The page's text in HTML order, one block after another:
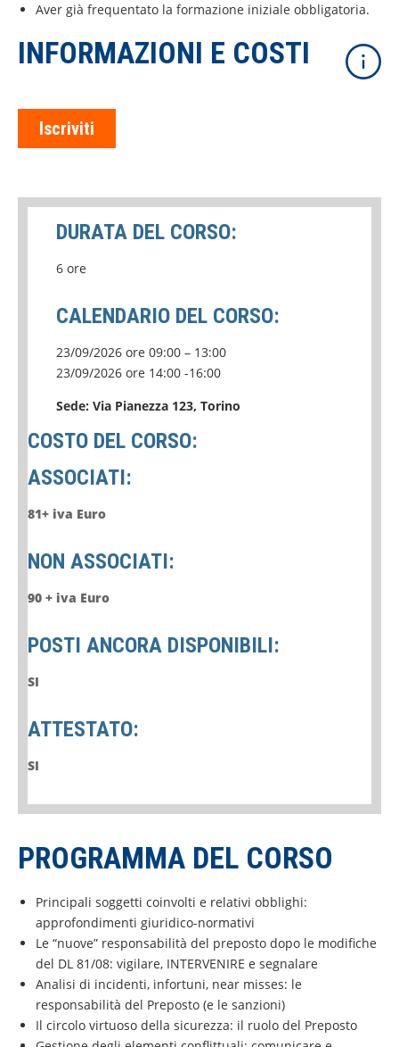
Aver già frequentato la formazione iniziale obbligatoria.
INFORMAZIONI E COSTI
Iscriviti
DURATA DEL CORSO:
6 ore
CALENDARIO DEL CORSO:
23/09/2026 ore 09:00 – 13:00
23/09/2026 ore 14:00 -16:00
Sede: Via Pianezza 123, Torino
COSTO DEL CORSO:
ASSOCIATI:
81+ iva Euro
NON ASSOCIATI:
90 + iva Euro
POSTI ANCORA DISPONIBILI:
SI
ATTESTATO:
SI
PROGRAMMA DEL CORSO
Principali soggetti coinvolti e relativi obblighi:
approfondimenti giuridico-normativi
Le “nuove” responsabilità del preposto dopo le modifiche
del DL 81/08: vigilare, INTERVENIRE e segnalare
Analisi di incidenti, infortuni, near misses: le
responsabilità del Preposto (e le sanzioni)
Il circolo virtuoso della sicurezza: il ruolo del Preposto